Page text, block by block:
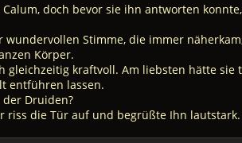
doch bevor sie ihn antworten
Stimme, die immer
Körper.
gleichzeitig kraftvoll. Am liebsten hätte sie
entführen lassen.
der Druiden?
riss die Tür auf und begrüßte Ihn lautstark.